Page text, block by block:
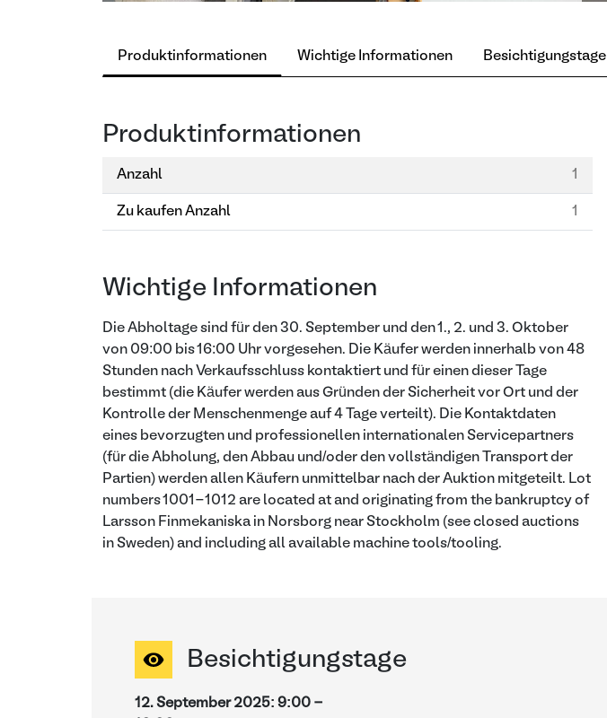
Produktinformationen Wichtige Informationen Besichtigungstage
Produktinformationen
Anzahl 1
Zu kaufen Anzahl 1
Wichtige Informationen
Die Abholtage sind für den 30. September und den 1., 2. und 3. Oktober
von 09:00 bis 16:00 Uhr vorgesehen. Die Käufer werden innerhalb von 48
Stunden nach Verkaufsschluss kontaktiert und für einen dieser Tage
bestimmt (die Käufer werden aus Gründen der Sicherheit vor Ort und der
Kontrolle der Menschenmenge auf 4 Tage verteilt). Die Kontaktdaten
eines bevorzugten und professionellen internationalen Servicepartners
(für die Abholung, den Abbau und/oder den vollständigen Transport der
Partien) werden allen Käufern unmittelbar nach der Auktion mitgeteilt. Lot
numbers 1001-1012 are located at and originating from the bankruptcy of
Larsson Finmekaniska in Norsborg near Stockholm (see closed auctions
in Sweden) and including all available machine tools/tooling.
Besichtigungstage
12. September 2025: 9:00 -